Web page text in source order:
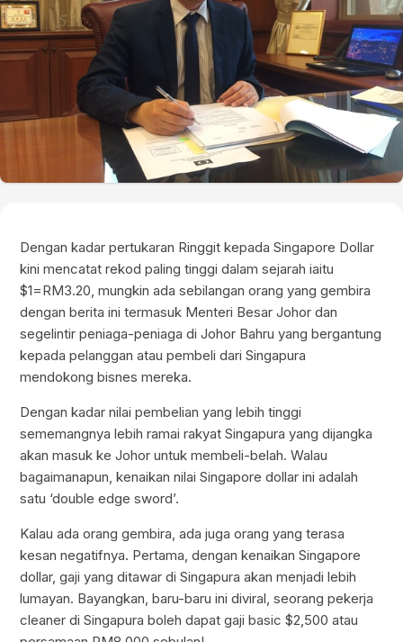
Dengan kadar pertukaran Ringgit kepada Singapore Dollar
kini mencatat rekod paling tinggi dalam sejarah iaitu
$1=RM3.20, mungkin ada sebilangan orang yang gembira
dengan berita ini termasuk Menteri Besar Johor dan
segelintir peniaga-peniaga di Johor Bahru yang bergantung
kepada pelanggan atau pembeli dari Singapura
mendokong bisnes mereka.
Dengan kadar nilai pembelian yang lebih tinggi
sememangnya lebih ramai rakyat Singapura yang dijangka
akan masuk ke Johor untuk membeli-belah. Walau
bagaimanapun, kenaikan nilai Singapore dollar ini adalah
satu ‘double edge sword’.
Kalau ada orang gembira, ada juga orang yang terasa
kesan negatifnya. Pertama, dengan kenaikan Singapore
dollar, gaji yang ditawar di Singapura akan menjadi lebih
lumayan. Bayangkan, baru-baru ini diviral, seorang pekerja
cleaner di Singapura boleh dapat gaji basic $2,500 atau